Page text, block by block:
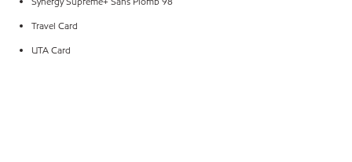
Travel Card
UTA Card